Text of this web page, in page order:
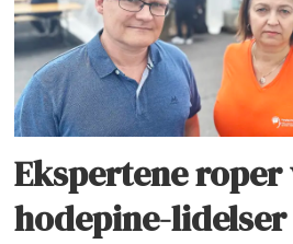
Ekspertene
hodepine-lidelser